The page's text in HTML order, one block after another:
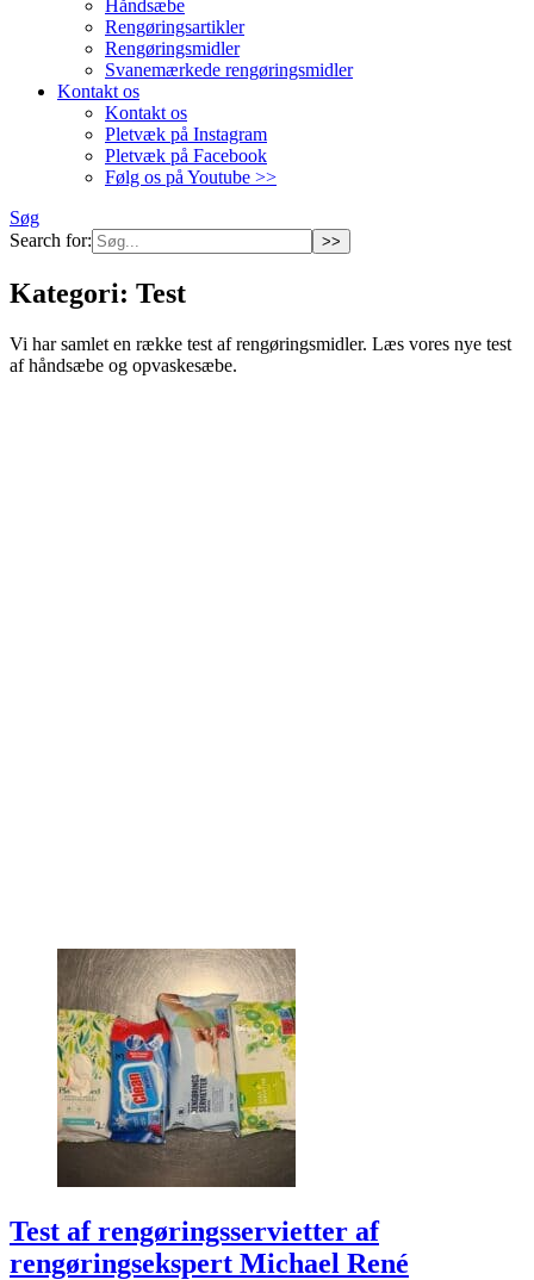
Håndsæbe
Rengøringsartikler
Rengøringsmidler
Svanemærkede rengøringsmidler
Kontakt os
Kontakt os
Pletvæk på Instagram
Pletvæk på Facebook
Følg os på Youtube >>
Søg
Search for:
Kategori: Test
Vi har samlet en række test af rengøringsmidler. Læs vores nye test
af håndsæbe og opvaskesæbe.
Test af rengøringsservietter af
rengøringsekspert Michael René